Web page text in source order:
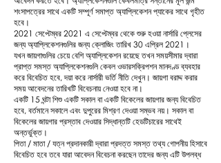
শংসাপত্রের সাথে একটি সম্পূর্ণ সমাপ্ত অ্যাপ্লিকেশন প্যাকের সাথে গৃহীত
হবে।
2021 সেপ্টেম্বর 2021 এ সেপ্টেম্বর থেকে শুরু হওয়া নার্সারি প্লেসের
জন্য অ্যাপ্লিকেশনগুলির জন্য ক্লোজিং তারিখ 30 এপ্রিল 2021।
যখন জায়গাগুলির চেয়ে বেশি অ্যাপ্লিকেশন রয়েছে তখন সময়সীমার দ্বারা
প্রাপ্ত সমস্ত অ্যাপ্লিকেশনগুলি কেবল ওভারসক্রিপশন মানদণ্ড ব্যবহার
করে বিবেচিত হবে, দয়া করে নার্সারী ভর্তি নীতি দেখুন। জায়গা বরাদ্দ করার
সময় আবেদনের তারিখটি বিবেচনায় নেওয়া হবে না।
একটি 15 ঘন্টা শিশু একটি সকাল বা একটি বিকেলের জায়গার জন্য বিবেচিত
হবে, বর্তমানে সকালে এবং দুপুরের মিশ্রণ দেওয়া সম্ভব নয়। সকাল বা
বিকেলের জায়গার প্রস্তাব দেওয়ার সিদ্ধান্তটি হেডটিচারের সাথেই
অন্তর্ভুক্ত।
পিতা / মাতা / যত্ন প্রদানকারী দ্বারা প্রদত্ত সমস্ত তথ্য গোপনীয় হিসাবে
বিবেচিত হবে তবে যারা আবেদন বিবেচনা করছেন তাদের জন্য এটি উপলব্ধ